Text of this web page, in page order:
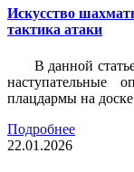
Искусство
тактика атаки
В данной
наступательные
плацдармы на доске
Подробнее
22.01.2026